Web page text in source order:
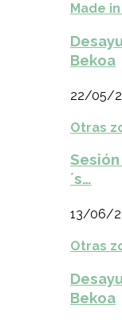
Made
Bekoa
22/05/
Otras
´s…
13/06/
Otras
Bekoa